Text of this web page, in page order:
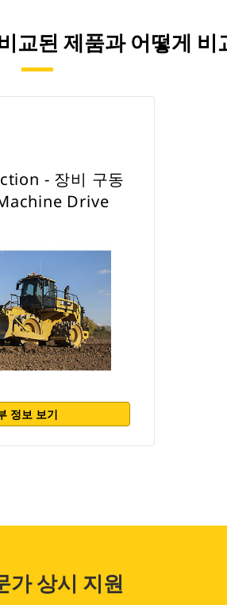
교된 제품과 어떻게
- 장비 구동
Drive
정보 보기
가 상시 지원